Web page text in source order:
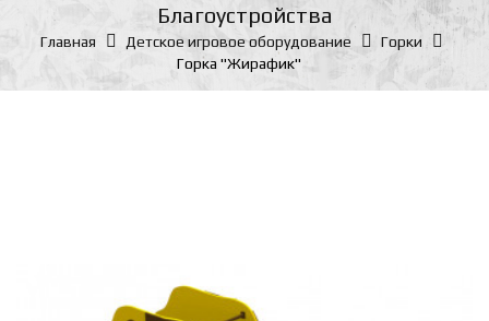
Благоустройства
Главная Детское игровое оборудование
Горки
Горка "Жирафик"